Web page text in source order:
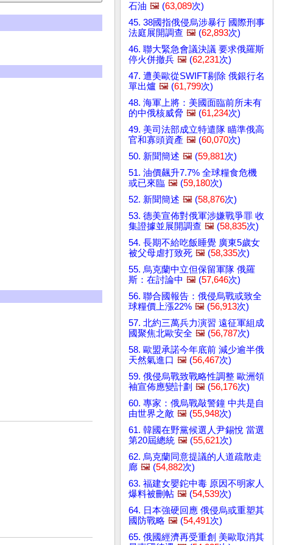
石油 🖼️ (63,089次)
45. 38國指俄侵烏涉暴行 國際刑事
法庭展開調查 🖼️ (62,893次)
46. 聯大緊急會議決議 要求俄羅斯
停火併撤兵 🖼️ (62,231次)
47. 遭美歐從SWIFT剔除 俄銀行名
單出爐 🖼️ (61,799次)
48. 海軍上將：美國面臨前所未有
的中俄核威脅 🖼️ (61,234次)
49. 美司法部成立特遣隊 瞄準俄高
官和寡頭資產 🖼️ (60,070次)
50. 新聞簡述 🖼️ (59,881次)
51. 油價飆升7.7% 全球糧食危機
或已來臨 🖼️ (59,180次)
52. 新聞簡述 🖼️ (58,876次)
53. 德美宣佈對俄軍涉嫌戰爭罪 收
集證據並展開調查 🖼️ (58,835次)
54. 長期不給吃飯睡覺 廣東5歲女
被父母虐打致死 🖼️ (58,335次)
55. 烏克蘭中立但保留軍隊 俄羅
斯：在討論中 🖼️ (57,646次)
56. 聯合國報告：俄侵烏戰或致全
球糧價上漲22% 🖼️ (56,913次)
57. 北約三萬兵力演習 遠征軍組成
國聚焦北歐安全 🖼️ (56,787次)
58. 歐盟承諾今年底前 減少逾半俄
天然氣進口 🖼️ (56,467次)
59. 俄侵烏戰致戰略性調整 歐洲領
袖宣佈應變計劃 🖼️ (56,176次)
60. 專家：俄烏戰敲警鐘 中共是自
由世界之敵 🖼️ (55,948次)
61. 韓國在野黨候選人尹錫悅 當選
第20屆總統 🖼️ (55,621次)
62. 烏克蘭同意提議的人道疏散走
廊 🖼️ (54,882次)
63. 福建女嬰鉈中毒 原因不明家人
爆料被刪帖 🖼️ (54,539次)
64. 日本強硬回應 俄侵烏或重塑其
國防戰略 🖼️ (54,491次)
65. 俄國經濟再受重創 美歐取消其